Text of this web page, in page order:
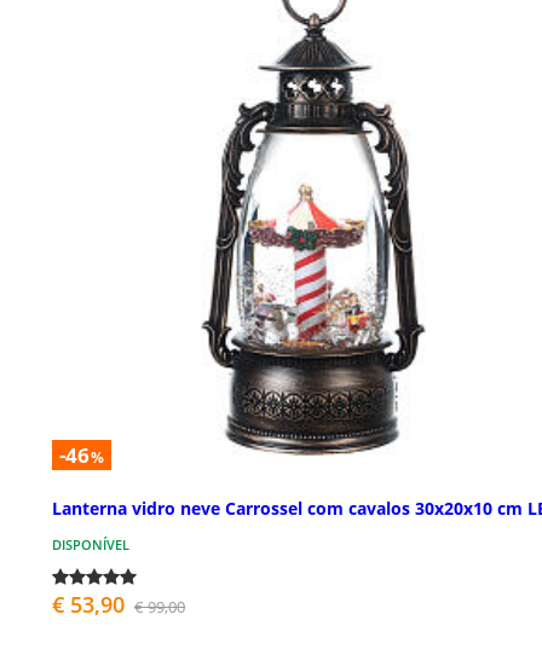
-46%
Lanterna vidro neve Carrossel com cavalos 30x20x10 cm
DISPONÍVEL
€ 53,90 € 99,00